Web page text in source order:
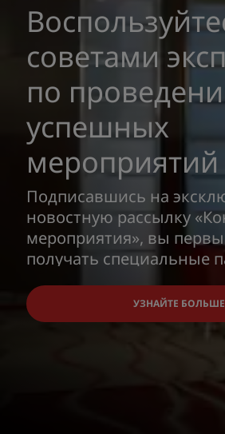
советами
по
успешных
мероприятий
Подписавшись на
новостную рассылку
мероприятия», вы
получать специальные
экспертов по безупречной
организации и
встреч и светских
УЗНАЙТЕ БОЛЬШЕ